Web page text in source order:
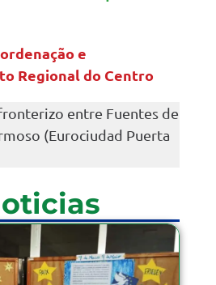
e
Regional do Centro
entre Fuentes de
(Eurociudad Puerta